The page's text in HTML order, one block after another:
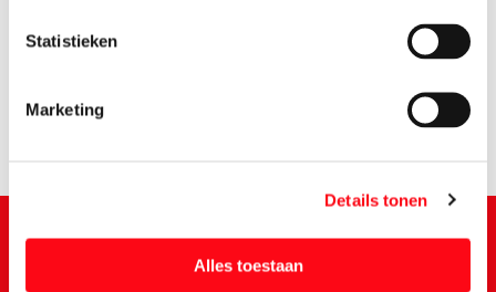
Statistieken
Marketing
Details tonen
Alles toestaan
9.75